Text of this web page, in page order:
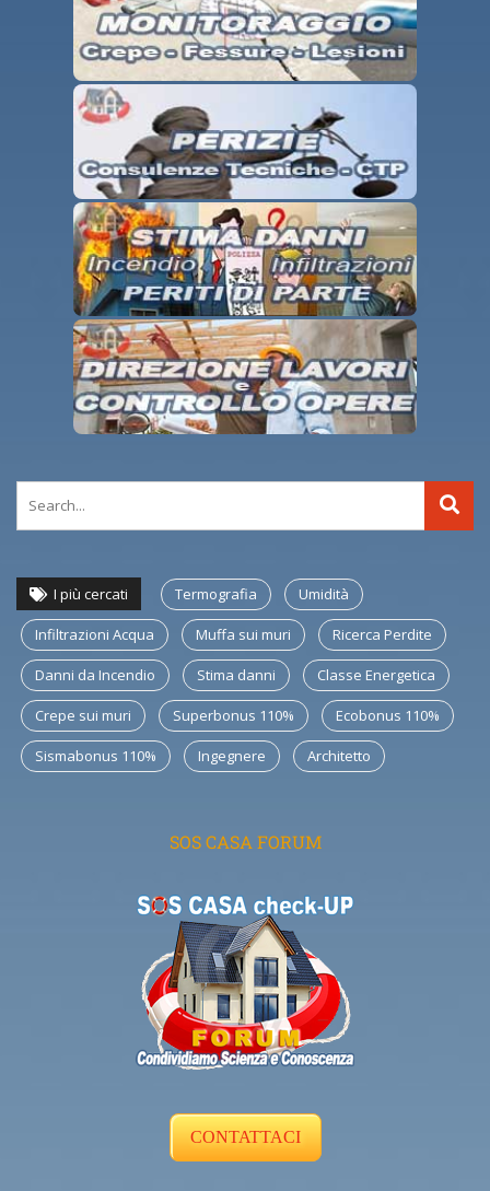
I più cercati Termografia Umidità
Infiltrazioni Acqua Muffa sui muri Ricerca Perdite
Danni da Incendio Stima danni Classe Energetica
Crepe sui muri Superbonus 110% Ecobonus 110%
Sismabonus 110% Ingegnere Architetto
SOS CASA FORUM
CONTATTACI